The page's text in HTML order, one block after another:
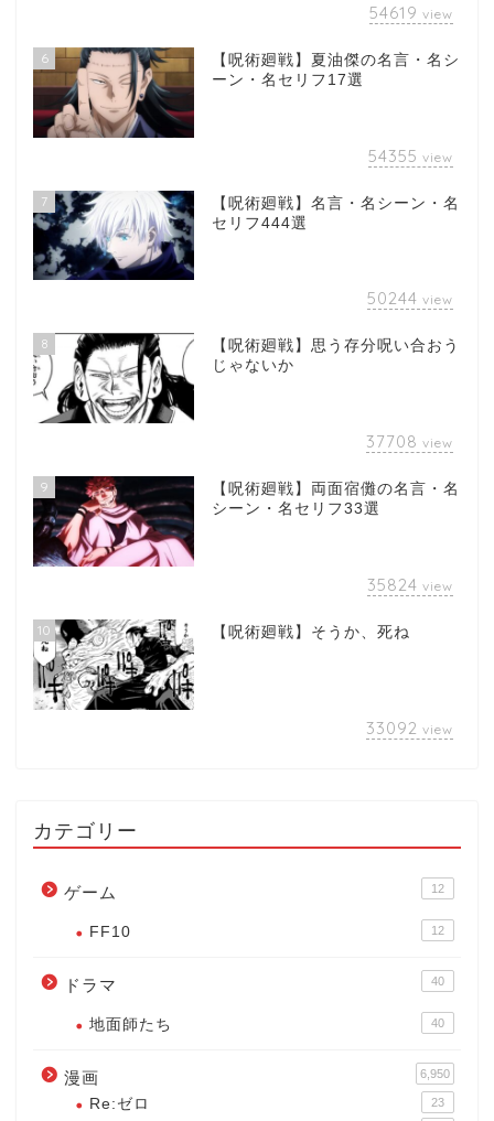
54619 view
6
【呪術廻戦】夏油傑の名言・名シ
ーン・名セリフ17選
54355 view
7
【呪術廻戦】名言・名シーン・名
セリフ444選
50244 view
8
【呪術廻戦】思う存分呪い合おう
じゃないか
37708 view
9
【呪術廻戦】両面宿儺の名言・名
シーン・名セリフ33選
35824 view
10 【呪術廻戦】そうか、死ね
33092 view
カテゴリー
ゲーム 12
FF10 12
ドラマ 40
地面師たち 40
漫画 6,950
Re:ゼロ 23